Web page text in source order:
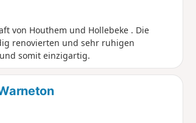
von Houthem und Hollebeke . Die
renovierten und sehr ruhigen
somit einzigartig.